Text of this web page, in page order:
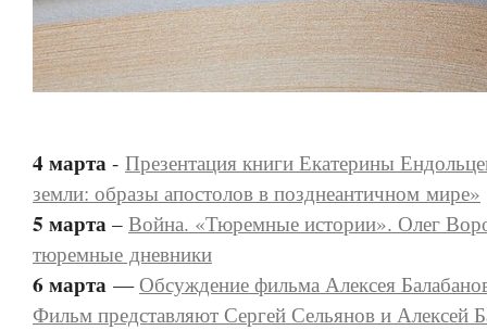
4 марта - Презентация книги Екатерины
земли: образы апостолов в позднеантичном мире»
5 марта – Война. «Тюремные истории». Олег
тюремные дневники
6 марта —Обсуждение фильма Алексея
Фильм представляют Сергей Сельянов и Алексей